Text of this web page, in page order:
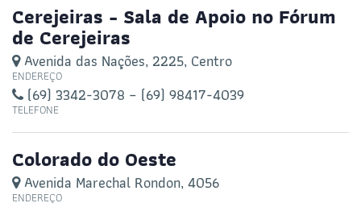
Cerejeiras - Sala de Apoio no Fórum
de Cerejeiras
Avenida das Nações, 2225, Centro
ENDEREÇO
(69) 3342-3078 – (69) 98417-4039
TELEFONE
Colorado do Oeste
Avenida Marechal Rondon, 4056
ENDEREÇO